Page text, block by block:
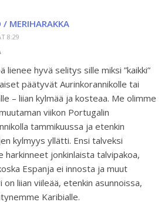
/ MERIHARAKKA
8:29
lienee hyvä selitys sille miksi ”kaikki”
päätyvät Aurinkorannikolle tai
– liian kylmää ja kosteaa. Me olimme
viikon Portugalin
tammikuussa ja etenkin
kylmyys yllätti. Ensi talveksi
harkinneet jonkinlaista talvipakoa,
Espanja ei innosta ja muut
on liian viileää, etenkin asunnoissa,
Karibialle.